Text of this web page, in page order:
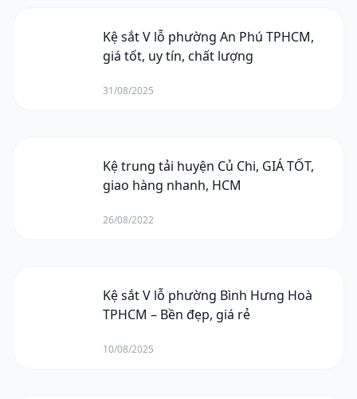
Kệ sắt V lỗ phường An Phú TPHCM,
giá tốt, uy tín, chất lượng
31/08/2025
Kệ trung tải huyện Củ Chi, GIÁ TỐT,
giao hàng nhanh, HCM
26/08/2022
Kệ sắt V lỗ phường Bình Hưng Hoà
TPHCM – Bền đẹp, giá rẻ
10/08/2025